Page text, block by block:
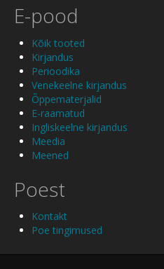
E-pood
Kõik tooted
Kirjandus
Perioodika
Venekeelne kirjandus
Õppematerjalid
E-raamatud
Ingliskeelne kirjandus
Meedia
Meened
Poest
Kontakt
Poe tingimused